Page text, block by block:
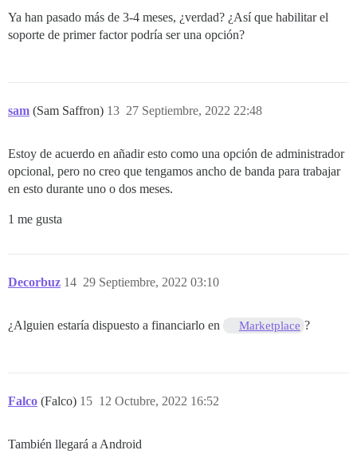
Ya han pasado más de 3-4 meses, ¿verdad? ¿Así que habilitar el
soporte de primer factor podría ser una opción?
sam (Sam Saffron) 27 Septiembre, 2022 22:48
13
Estoy de acuerdo en añadir esto como una opción de administrador
opcional, pero no creo que tengamos ancho de banda para trabajar
en esto durante uno o dos meses.
1 me gusta
Decorbuz 29 Septiembre, 2022 03:10
14
¿Alguien estaría dispuesto a financiarlo en Marketplace ?
Falco (Falco) 12 Octubre, 2022 16:52
15
También llegará a Android